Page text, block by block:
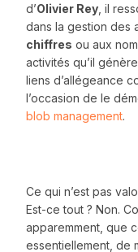
d’Olivier Rey, il
dans la gestion des
chiffres ou aux
activités qu’il
liens d’allégeance
l’occasion de le
blob management.
Ce qui n’est pas
Est-ce tout ? Non.
apparemment, que
essentiellement, de